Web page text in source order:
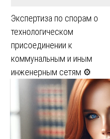
Экспертиза по спорам о
технологическом
присоединении к
коммунальным и иным
инженерным сетям ⚙️